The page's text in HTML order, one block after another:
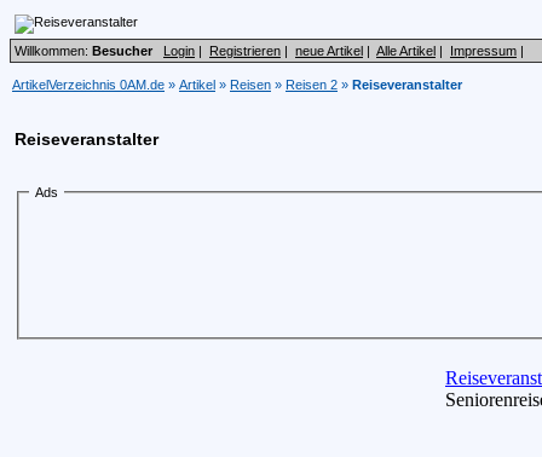
Willkommen: Besucher Login | Registrieren | neue Artikel | Alle Artikel | Impressum |
ArtikelVerzeichnis 0AM.de » Artikel » Reisen » Reisen 2 » Reiseveranstalter
Reiseveranstalter
Ads